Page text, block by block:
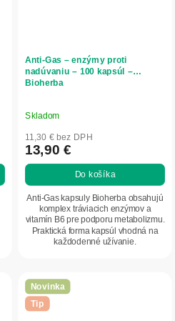
Anti-Gas – enzýmy proti
nadúvaniu – 100 kapsúl –
Bioherba
Skladom
11,30 € bez DPH
13,90 €
Do košíka
Anti-Gas kapsuly Bioherba obsahujú
komplex tráviacich enzýmov a
vitamín B6 pre podporu metabolizmu.
Praktická forma kapsúl vhodná na
každodenné užívanie.
Novinka
Tip